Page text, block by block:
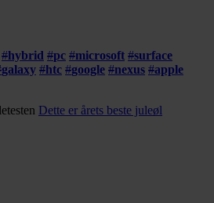
#hybrid #pc #microsoft #surface
galaxy #htc #google #nexus #apple
Dette er årets beste juleøl